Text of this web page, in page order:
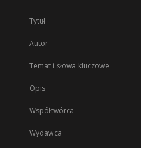
Tytuł
Autor
Temat i słowa kluczowe
Opis
Współtwórca
Wydawca